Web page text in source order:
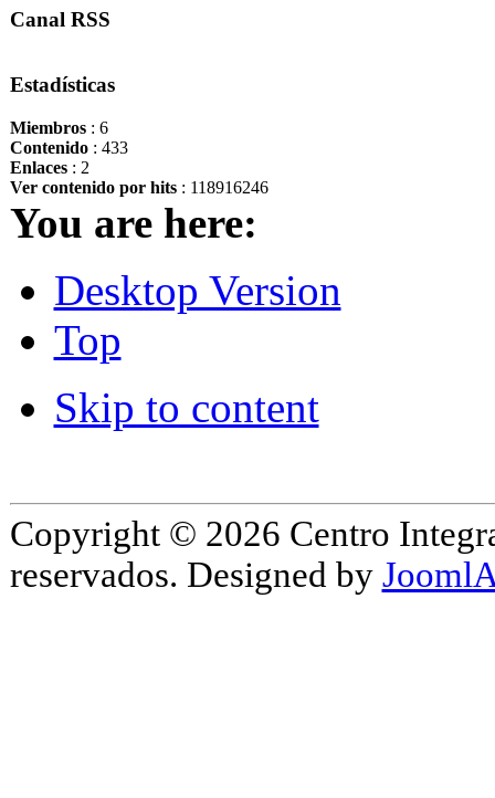
Canal RSS
Estadísticas
Miembros: 6
Contenido: 433
Enlaces: 2
Ver contenido por hits: 118916246
You are here:
Desktop Version
Top
Skip to content
Copyright © 2026 Centro
reservados. Designed by